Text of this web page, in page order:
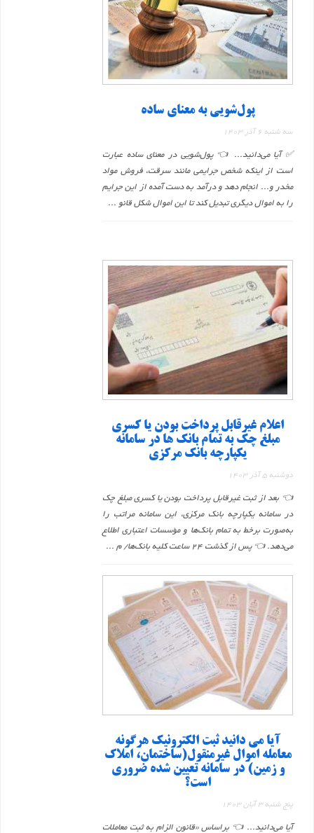
پول‌شویی به معنای ساده
سه شنبه 6 آذر 1403
✅ آیا می‌دانید... 👈 پول‌شویی در معنای ساده عبارت
است از اینکه شخص جرایمی مانند سرقت، فروش مواد
مخدر و... انجام دهد و درآمد به دست آمده از این جرایم
را به اموال دیگری تبدیل کند تا این اموال شکل قانو ...
اعلام غیرقابل پرداخت بودن یا کسری
مبلغ چک به تمام بانک ها در سامانه
یکپارچه بانک مرکزی
دوشنبه 5 آذر 1403
👈 بعد از ثبت غیرقابل پرداخت بودن یا کسری مبلغ چک
در سامانه یکپارچه بانک مرکزی، این سامانه مراتب را
به‌صورت برخط به تمام بانک‌ها و مؤسسات اعتباری اطلاع
می‌دهد. 👈 پس از گذشت ۲۴ ساعت کلیه بانک‌ها/ م ...
آیا می دانید ثبت الکترونیک هرگونه
معامله اموال غیرمنقول(ساختمان، املاک
و زمین) در سامانه تعیین شده ضروری
است؟
پنج شنبه 3 آبان 1403
آیا می‌دانید... 👈 براساس «قانون الزام به ثبت معاملات